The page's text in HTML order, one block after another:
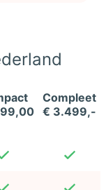
Compleet
€ 3.499,-